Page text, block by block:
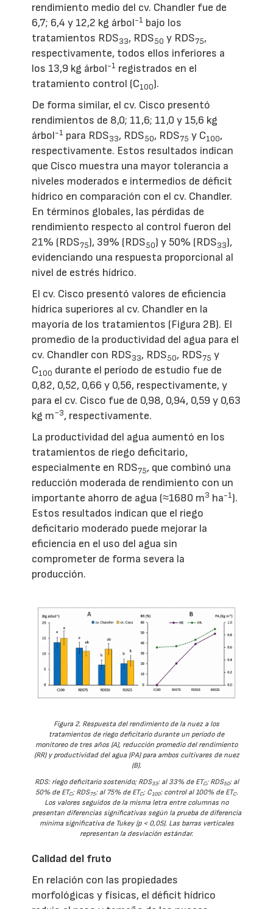
rendimiento medio del cv. Chandler fue de
6,7; 6,4 y 12,2 kg árbol-1 bajo los
tratamientos RDS33, RDS50 y RDS75,
respectivamente, todos ellos inferiores a
los 13,9 kg árbol-1 registrados en el
tratamiento control (C100).
De forma similar, el cv. Cisco presentó
rendimientos de 8,0; 11,6; 11,0 y 15,6 kg
árbol-1 para RDS33, RDS50, RDS75 y C100,
respectivamente. Estos resultados indican
que Cisco muestra una mayor tolerancia a
niveles moderados e intermedios de déficit
hídrico en comparación con el cv. Chandler.
En términos globales, las pérdidas de
rendimiento respecto al control fueron del
21% (RDS75), 39% (RDS50) y 50% (RDS33),
evidenciando una respuesta proporcional al
nivel de estrés hídrico.
El cv. Cisco presentó valores de eficiencia
hídrica superiores al cv. Chandler en la
mayoría de los tratamientos (Figura 2B). El
promedio de la productividad del agua para el
cv. Chandler con RDS33, RDS50, RDS75 y
C100 durante el período de estudio fue de
0,82, 0,52, 0,66 y 0,56, respectivamente, y
para el cv. Cisco fue de 0,98, 0,94, 0,59 y 0,63
kg m−3, respectivamente.
La productividad del agua aumentó en los
tratamientos de riego deficitario,
especialmente en RDS75, que combinó una
reducción moderada de rendimiento con un
importante ahorro de agua (≈1680 m3 ha-1).
Estos resultados indican que el riego
deficitario moderado puede mejorar la
eficiencia en el uso del agua sin
comprometer de forma severa la
producción.
Figura 2. Respuesta del rendimiento de la nuez a los
tratamientos de riego deficitario durante un período de
monitoreo de tres años (A), reducción promedio del rendimiento
(RR) y productividad del agua (PA) para ambos cultivares de nuez
(B).
RDS: riego deficitario sostenido; RDS33: al 33% de ETC; RDS50: al
50% de ETC; RDS75: al 75% de ETC; C100: control al 100% de ETC.
Los valores seguidos de la misma letra entre columnas no
presentan diferencias significativas según la prueba de diferencia
mínima significativa de Tukey (p < 0,05). Las barras verticales
representan la desviación estándar.
Calidad del fruto
En relación con las propiedades
morfológicas y físicas, el déficit hídrico